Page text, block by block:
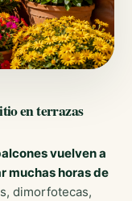
en terrazas
vuelven a
muchas horas de
dimorfotecas,